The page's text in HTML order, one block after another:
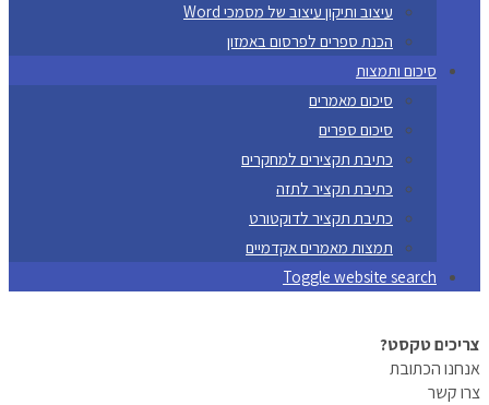
עיצוב ותיקון עיצוב של מסמכי Word
הכנת ספרים לפרסום באמזון
סיכום ותמצות
סיכום מאמרים
סיכום ספרים
כתיבת תקצירים למחקרים
כתיבת תקציר לתזה
כתיבת תקציר לדוקטורט
תמצות מאמרים אקדמיים
Toggle website search
צריכים טקסט?
אנחנו הכתובת
צרו קשר